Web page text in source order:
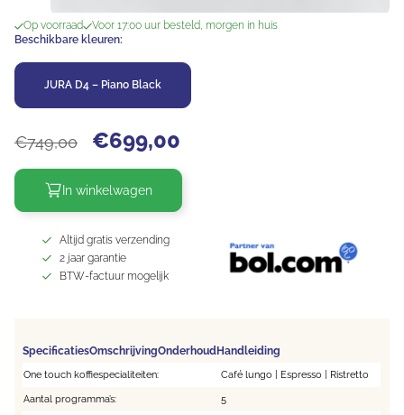
Op voorraad
Voor 17:00 uur besteld, morgen in huis
Beschikbare kleuren:
JURA D4 – Piano Black
€749,00 €699,00
In winkelwagen
Altijd gratis verzending
2 jaar garantie
BTW-factuur mogelijk
SpecificatiesOmschrijvingOnderhoudHandleiding
One touch koffiespecialiteiten: Café lungo | Espresso | Ristretto
Aantal programma’s: 5